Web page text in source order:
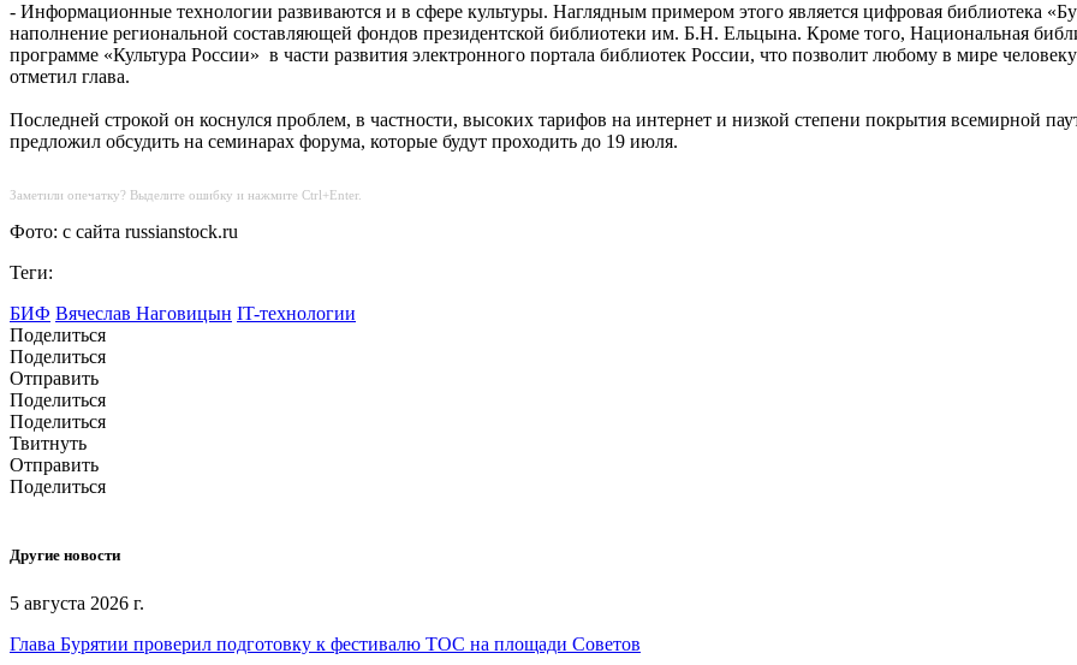
- Информационные технологии развиваются и в сфере культуры. Наглядным примером этого является цифровая библиотека
наполнение региональной составляющей фондов президентской библиотеки им. Б.Н. Ельцына. Кроме того, Национальная
программе «Культура России» в части развития электронного портала библиотек России, что позволит любому в мире
отметил глава.
Последней строкой он коснулся проблем, в частности, высоких тарифов на интернет и низкой степени покрытия всемирной
предложил обсудить на семинарах форума, которые будут проходить до 19 июля.
Заметили опечатку? Выделите ошибку и нажмите Ctrl+Enter.
Фото: с сайта russianstock.ru
Теги:
БИФ Вячеслав Наговицын IT-технологии
Поделиться
Поделиться
Отправить
Поделиться
Поделиться
Твитнуть
Отправить
Поделиться
Другие новости
5 августа 2026 г.
Глава Бурятии проверил подготовку к фестивалю ТОС на площади Советов